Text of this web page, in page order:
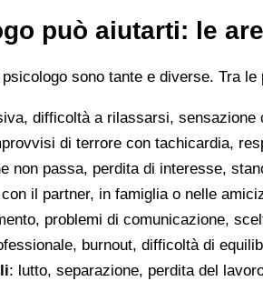
può aiutarti: le
sono tante e diverse. Tra le
difficoltà a rilassarsi, sensazione
di terrore con tachicardia,
non passa, perdita di interesse,
il partner, in famiglia o nelle
problemi di comunicazione,
burnout, difficoltà di
: lutto, separazione, perdita del